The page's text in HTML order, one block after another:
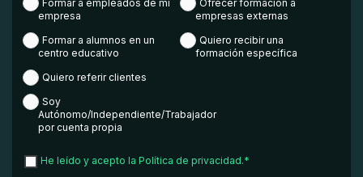
Formar a empleados de mi
empresa
Ofrecer formación a
empresas externas
Formar a alumnos en un
centro educativo
Quiero recibir una
formación específica
Quiero referir clientes
Soy
Autónomo/Independiente/Trabajador
por cuenta propia
He leído y acepto la Política de privacidad.*